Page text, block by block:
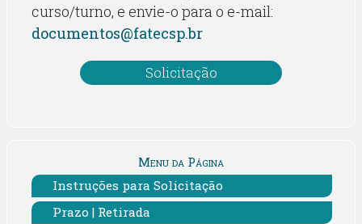
curso/turno, e envie-o para o e-mail:
documentos@fatecsp.br
Solicitação
Menu da Página
Instruções para Solicitação
Prazo | Retirada